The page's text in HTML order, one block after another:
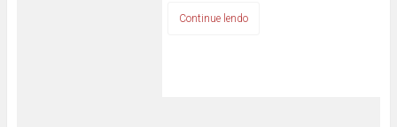
Continue lendo